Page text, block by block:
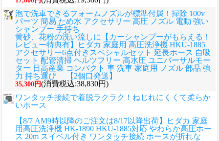
泡で洗車できるフォームノズルが標準付属！掃除 100v
パーツ 簡易 ため水 アクセサリー 高圧 ノズル 電動 強い
シャンプー 手持ち
黄砂、花粉の洗い流しに
【カーシャンプーがもらえる！
レビュー特典有】ヒダカ 家庭用 高圧洗浄機 HKU-1885
アクセサリー6点付きスペシャルセット 延長ホース 自吸
セット 配管清掃 ヘルツフリー 高水圧 ユニバーサルモー
ター 日高産業 コンパクト 車 洗車 家庭用 ノズル 部品 強
力 持ち運び 【2個口発送】
35,300円(消費税込:38,830円)
ワンタッチ接続で着脱ラクラク！ねじれにくくて柔らか
いホース
【8/7 AM9時以降のご注文は8/17以降出荷】ヒダカ 家庭
用高圧洗浄機 HK-1890 HKU-1885対応 やわらか高圧ホー
ス 20m スイベル付き ワンタッチ接続 ホースが折れな